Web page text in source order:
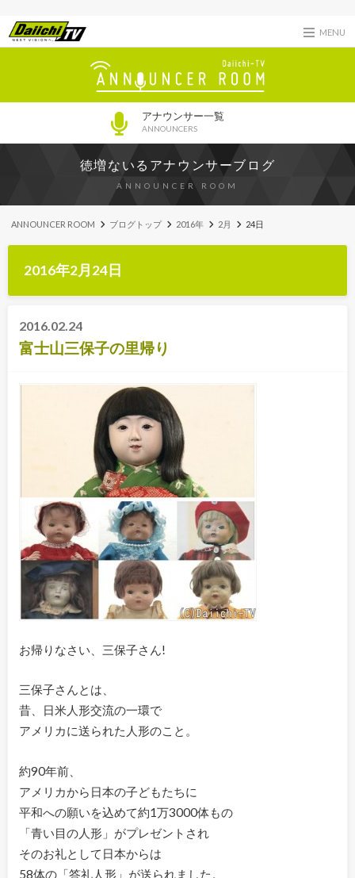
MENU
アナウンサー一覧
ANNOUNCERS
徳増ないるアナウンサーブログ
ANNOUNCER ROOM
ANNOUNCER ROOM ブログトップ 2016年 2月 24日
2016年2月24日
2016.02.24
富士山三保子の里帰り
お帰りなさい、三保子さん!
三保子さんとは、
昔、日米人形交流の一環で
アメリカに送られた人形のこと。
約90年前、
アメリカから日本の子どもたちに
平和への願いを込めて約1万3000体もの
「青い目の人形」がプレゼントされ
そのお礼として日本からは
58体の「答礼人形」が送られました。